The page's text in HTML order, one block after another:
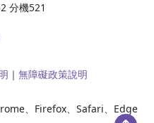
組合花紋的古玉
》一書談起
初探
分機521
｜ 無障礙政策說明
、Firefox、Safari、Edge